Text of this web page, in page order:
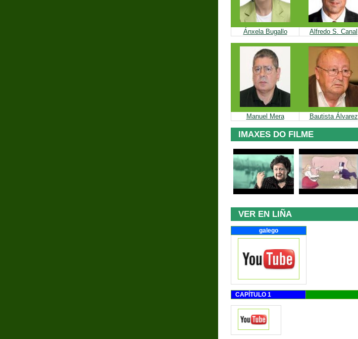
Ánxela Bugallo Alfredo S. Canal
Manuel Mera Bautista Álvarez
IMAXES DO FILME
VER EN LIÑA
galego
CAPÍTULO 1